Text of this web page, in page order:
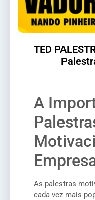
TED
A
As palestras
cada vez mais